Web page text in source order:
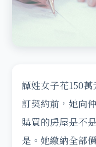
譚姓女子花150萬
訂契約前，她向
購買的房屋是不
是。她繳納全部